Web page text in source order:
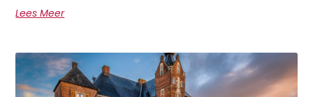
Lees Meer